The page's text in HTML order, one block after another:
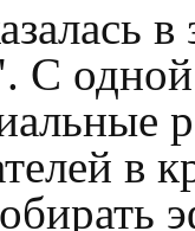
С
в